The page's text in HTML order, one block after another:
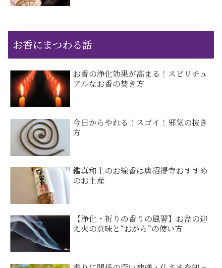
お香にまつわる話
お香の浄化効果が高まる！スピリチュ
アルなお香の焚き方
今日からやれる！スゴイ！邪気の抜き
方
鑑真和上のお線香は唐招提寺おすすめ
のお土産
【浄化・祈りの香りの風習】お盆の迎
え火の意味と“おがら”の使い方